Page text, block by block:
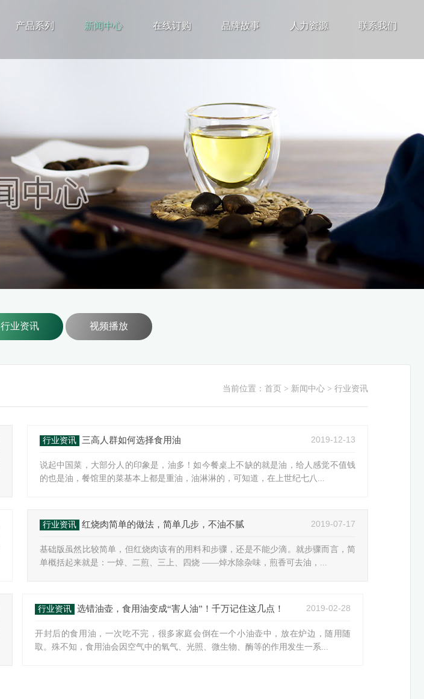
产品系列 新闻中心 在线订购 品牌故事 人力资源 联系我们
行业资讯 视频播放
当前位置： 首页 > 新闻中心 > 行业资讯
行业资讯 三高人群如何选择食用油 2019-12-13
说起中国菜，大部分人的印象是，油多！如今餐桌上不缺的就是油，给人感觉不值钱
的也是油，餐馆里的菜基本上都是重油，油淋淋的，可知道，在上世纪七八...
行业资讯 红烧肉简单的做法，简单几步，不油不腻 2019-07-17
基础版虽然比较简单，但红烧肉该有的用料和步骤，还是不能少滴。就步骤而言，简
单概括起来就是：一焯、二煎、三上、四烧 ——焯水除杂味，煎香可去油，...
行业资讯 选错油壶，食用油变成“害人油”！千万记住这几点！ 2019-02-28
开封后的食用油，一次吃不完，很多家庭会倒在一个小油壶中，放在炉边，随用随
取。殊不知，食用油会因空气中的氧气、光照、微生物、酶等的作用发生一系...